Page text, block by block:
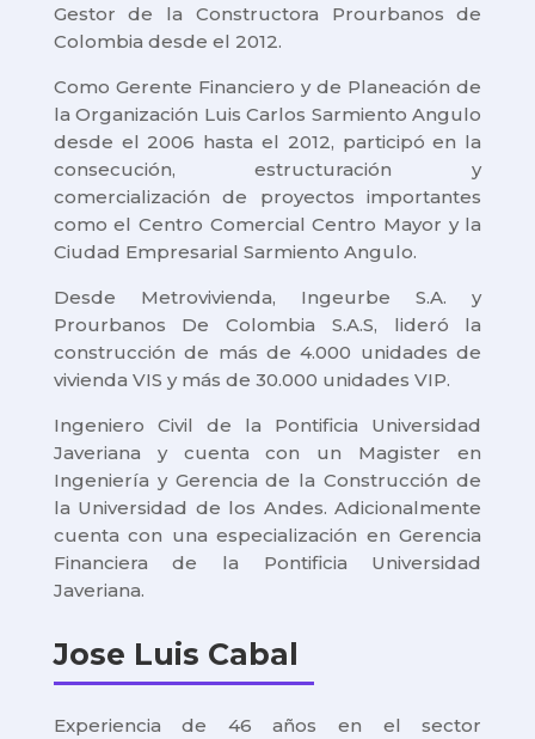
Gestor de la Constructora Prourbanos de
Colombia desde el 2012.
Como Gerente Financiero y de Planeación de
la Organización Luis Carlos Sarmiento Angulo
desde el 2006 hasta el 2012, participó en la
consecución, estructuración y
comercialización de proyectos importantes
como el Centro Comercial Centro Mayor y la
Ciudad Empresarial Sarmiento Angulo.
Desde Metrovivienda, Ingeurbe S.A. y
Prourbanos De Colombia S.A.S, lideró la
construcción de más de 4.000 unidades de
vivienda VIS y más de 30.000 unidades VIP.
Ingeniero Civil de la Pontificia Universidad
Javeriana y cuenta con un Magister en
Ingeniería y Gerencia de la Construcción de
la Universidad de los Andes. Adicionalmente
cuenta con una especialización en Gerencia
Financiera de la Pontificia Universidad
Javeriana.
Jose Luis Cabal
Experiencia de 46 años en el sector